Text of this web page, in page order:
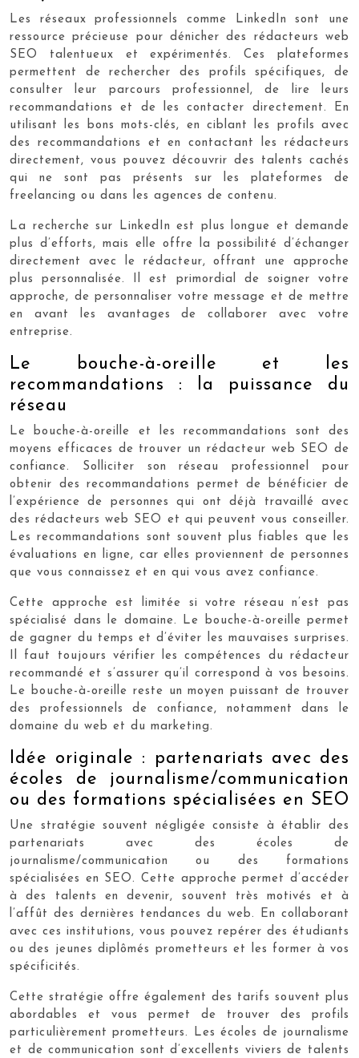
Les réseaux professionnels comme LinkedIn sont une
ressource précieuse pour dénicher des rédacteurs web
SEO talentueux et expérimentés. Ces plateformes
permettent de rechercher des profils spécifiques, de
consulter leur parcours professionnel, de lire leurs
recommandations et de les contacter directement. En
utilisant les bons mots-clés, en ciblant les profils avec
des recommandations et en contactant les rédacteurs
directement, vous pouvez découvrir des talents cachés
qui ne sont pas présents sur les plateformes de
freelancing ou dans les agences de contenu.
La recherche sur LinkedIn est plus longue et demande
plus d’efforts, mais elle offre la possibilité d’échanger
directement avec le rédacteur, offrant une approche
plus personnalisée. Il est primordial de soigner votre
approche, de personnaliser votre message et de mettre
en avant les avantages de collaborer avec votre
entreprise.
Le bouche-à-oreille et les
recommandations : la puissance du
réseau
Le bouche-à-oreille et les recommandations sont des
moyens efficaces de trouver un rédacteur web SEO de
confiance. Solliciter son réseau professionnel pour
obtenir des recommandations permet de bénéficier de
l’expérience de personnes qui ont déjà travaillé avec
des rédacteurs web SEO et qui peuvent vous conseiller.
Les recommandations sont souvent plus fiables que les
évaluations en ligne, car elles proviennent de personnes
que vous connaissez et en qui vous avez confiance.
Cette approche est limitée si votre réseau n’est pas
spécialisé dans le domaine. Le bouche-à-oreille permet
de gagner du temps et d’éviter les mauvaises surprises.
Il faut toujours vérifier les compétences du rédacteur
recommandé et s’assurer qu’il correspond à vos besoins.
Le bouche-à-oreille reste un moyen puissant de trouver
des professionnels de confiance, notamment dans le
domaine du web et du marketing.
Idée originale : partenariats avec des
écoles de journalisme/communication
ou des formations spécialisées en SEO
Une stratégie souvent négligée consiste à établir des
partenariats avec des écoles de
journalisme/communication ou des formations
spécialisées en SEO. Cette approche permet d’accéder
à des talents en devenir, souvent très motivés et à
l’affût des dernières tendances du web. En collaborant
avec ces institutions, vous pouvez repérer des étudiants
ou des jeunes diplômés prometteurs et les former à vos
spécificités.
Cette stratégie offre également des tarifs souvent plus
abordables et vous permet de trouver des profils
particulièrement prometteurs. Les écoles de journalisme
et de communication sont d’excellents viviers de talents